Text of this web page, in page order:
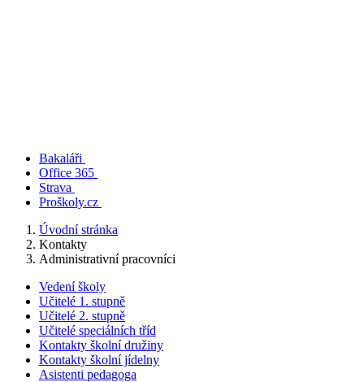
Bakaláři
Office 365
Strava
Proškoly.cz
Úvodní stránka
Kontakty
Administrativní pracovníci
Vedení školy
Učitelé 1. stupně
Učitelé 2. stupně
Učitelé speciálních tříd
Kontakty školní družiny
Kontakty školní jídelny
Asistenti pedagoga